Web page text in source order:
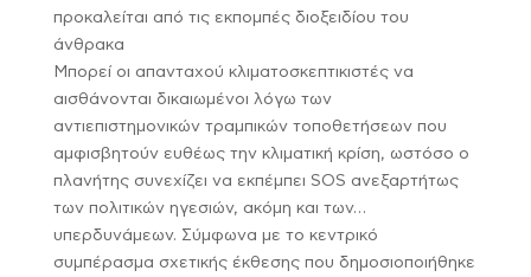
προκαλείται από τις εκπομπές διοξειδίου του
άνθρακα
Μπορεί οι απανταχού κλιματοσκεπτικιστές να
αισθάνονται δικαιωμένοι λόγω των
αντιεπιστημονικών τραμπικών τοποθετήσεων που
αμφισβητούν ευθέως την κλιματική κρίση, ωστόσο ο
πλανήτης συνεχίζει να εκπέμπει SOS ανεξαρτήτως
των πολιτικών ηγεσιών, ακόμη και των…
υπερδυνάμεων. Σύμφωνα με το κεντρικό
συμπέρασμα σχετικής έκθεσης που δημοσιοποιήθηκε